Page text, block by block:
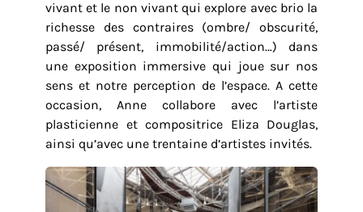
vivant et le non vivant qui explore avec brio la
richesse des contraires (ombre/ obscurité,
passé/ présent, immobilité/action…) dans
une exposition immersive qui joue sur nos
sens et notre perception de l’espace. A cette
occasion, Anne collabore avec l’artiste
plasticienne et compositrice Eliza Douglas,
ainsi qu’avec une trentaine d’artistes invités.